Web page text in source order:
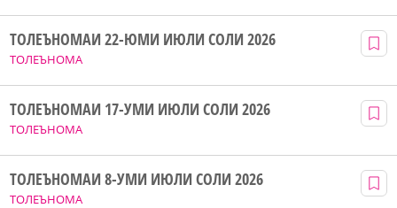
ТОЛЕЪНОМА
ТОЛЕЪНОМАИ 22-ЮМИ ИЮЛИ СОЛИ 2026
ТОЛЕЪНОМА
ТОЛЕЪНОМАИ 17-УМИ ИЮЛИ СОЛИ 2026
ТОЛЕЪНОМА
ТОЛЕЪНОМАИ 8-УМИ ИЮЛИ СОЛИ 2026